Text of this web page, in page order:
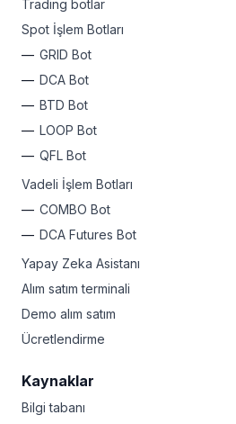
Trading botlar
Spot İşlem Botları
GRID Bot
DCA Bot
BTD Bot
LOOP Bot
QFL Bot
Vadeli İşlem Botları
COMBO Bot
DCA Futures Bot
Yapay Zeka Asistanı
Alım satım terminali
Demo alım satım
Ücretlendirme
Kaynaklar
Bilgi tabanı